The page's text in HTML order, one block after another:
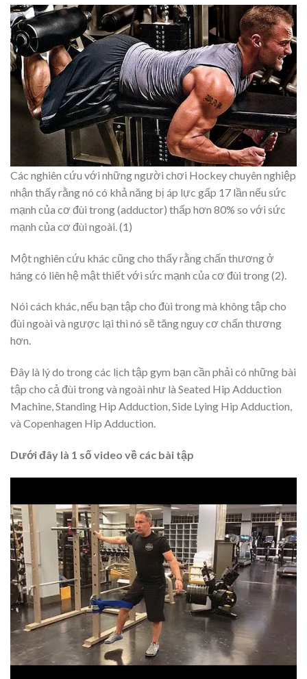
Các nghiên cứu với những người chơi Hockey chuyên nghiệp
nhận thấy rằng nó có khả năng bị áp lực gấp 17 lần nếu sức
mạnh của cơ đùi trong (adductor) thấp hơn 80% so với sức
mạnh của cơ đùi ngoài. (1)
Một nghiên cứu khác cũng cho thấy rằng chấn thương ở
háng có liên hệ mật thiết với sức mạnh của cơ đùi trong (2).
Nói cách khác, nếu bạn tập cho đùi trong mà không tập cho
đùi ngoài và ngược lại thì nó sẽ tăng nguy cơ chấn thương
hơn.
Đây là lý do trong các lịch tập gym bạn cần phải có những bài
tập cho cả đùi trong và ngoài như là Seated Hip Adduction
Machine, Standing Hip Adduction, Side Lying Hip Adduction,
và Copenhagen Hip Adduction.
Dưới đây là 1 số video về các bài tập